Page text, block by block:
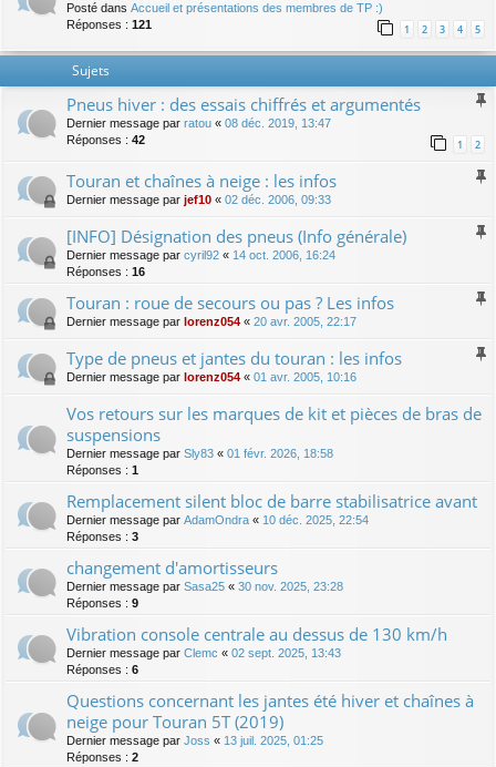
Posté dans Accueil et présentations des membres de TP :)
Réponses : 121 1 2 3 4 5
Sujets
Pneus hiver : des essais chiffrés et argumentés
Dernier message par ratou « 08 déc. 2019, 13:47
Réponses : 42 1 2
Touran et chaînes à neige : les infos
Dernier message par jef10 « 02 déc. 2006, 09:33
[INFO] Désignation des pneus (Info générale)
Dernier message par cyril92 « 14 oct. 2006, 16:24
Réponses : 16
Touran : roue de secours ou pas ? Les infos
Dernier message par lorenz054 « 20 avr. 2005, 22:17
Type de pneus et jantes du touran : les infos
Dernier message par lorenz054 « 01 avr. 2005, 10:16
Vos retours sur les marques de kit et pièces de bras de
suspensions
Dernier message par Sly83 « 01 févr. 2026, 18:58
Réponses : 1
Remplacement silent bloc de barre stabilisatrice avant
Dernier message par AdamOndra « 10 déc. 2025, 22:54
Réponses : 3
changement d'amortisseurs
Dernier message par Sasa25 « 30 nov. 2025, 23:28
Réponses : 9
Vibration console centrale au dessus de 130 km/h
Dernier message par Clemc « 02 sept. 2025, 13:43
Réponses : 6
Questions concernant les jantes été hiver et chaînes à
neige pour Touran 5T (2019)
Dernier message par Joss « 13 juil. 2025, 01:25
Réponses : 2